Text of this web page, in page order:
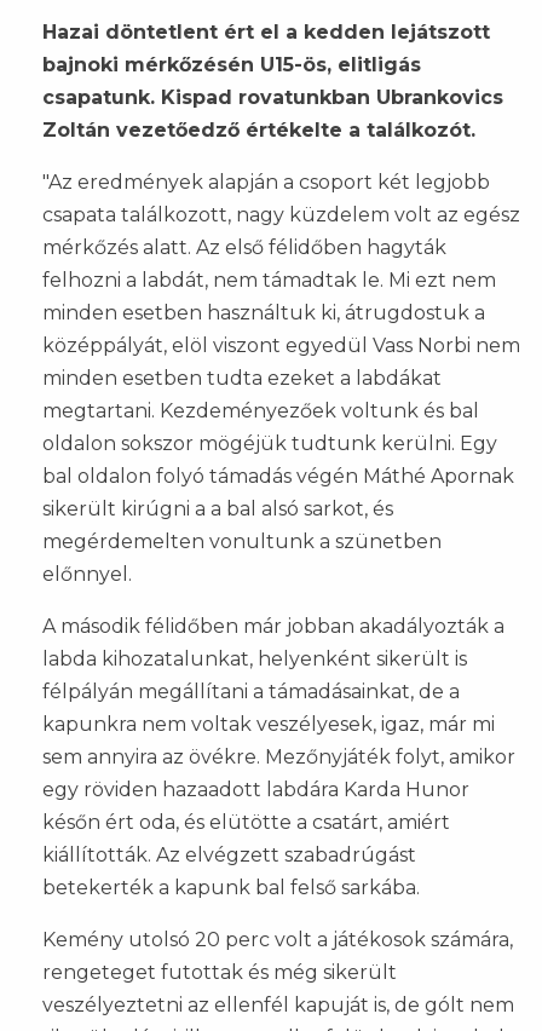
Hazai döntetlent ért el a kedden lejátszott
bajnoki mérkőzésén U15-ös, elitligás
csapatunk. Kispad rovatunkban Ubrankovics
Zoltán vezetőedző értékelte a találkozót.
"Az eredmények alapján a csoport két legjobb
csapata találkozott, nagy küzdelem volt az egész
mérkőzés alatt. Az első félidőben hagyták
felhozni a labdát, nem támadtak le. Mi ezt nem
minden esetben használtuk ki, átrugdostuk a
középpályát, elöl viszont egyedül Vass Norbi nem
minden esetben tudta ezeket a labdákat
megtartani. Kezdeményezőek voltunk és bal
oldalon sokszor mögéjük tudtunk kerülni. Egy
bal oldalon folyó támadás végén Máthé Apornak
sikerült kirúgni a a bal alsó sarkot, és
megérdemelten vonultunk a szünetben
előnnyel.
A második félidőben már jobban akadályozták a
labda kihozatalunkat, helyenként sikerült is
félpályán megállítani a támadásainkat, de a
kapunkra nem voltak veszélyesek, igaz, már mi
sem annyira az övékre. Mezőnyjáték folyt, amikor
egy röviden hazaadott labdára Karda Hunor
későn ért oda, és elütötte a csatárt, amiért
kiállították. Az elvégzett szabadrúgást
betekerték a kapunk bal felső sarkába.
Kemény utolsó 20 perc volt a játékosok számára,
rengeteget futottak és még sikerült
veszélyeztetni az ellenfél kapuját is, de gólt nem